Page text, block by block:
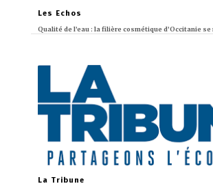
Les Echos
Qualité de l’eau : la filière cosmétique d’Occitanie
La Tribune